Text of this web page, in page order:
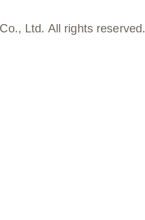
Ltd. All rights reserved.